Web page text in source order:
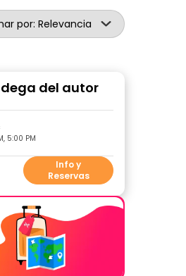
por: Relevancia
del autor
5:00 PM
Info y
Reservas